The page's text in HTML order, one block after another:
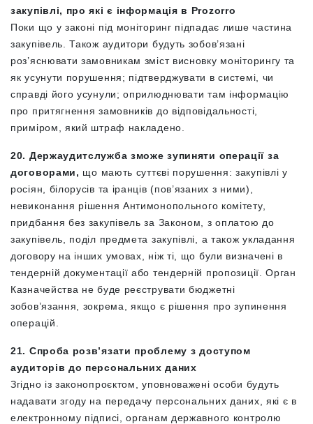
закупівлі, про які є інформація в Prozorro
Поки що у законі під моніторинг підпадає лише частина
закупівель. Також аудитори будуть зобов’язані
роз’яснювати замовникам зміст висновку моніторингу та
як усунути порушення; підтверджувати в системі, чи
справді його усунули; оприлюднювати там інформацію
про притягнення замовників до відповідальності,
приміром, який штраф накладено.
20. Держаудитслужба зможе зупиняти операції за
договорами, що мають суттєві порушення: закупівлі у
росіян, білорусів та іранців (пов’язаних з ними),
невиконання рішення Антимонопольного комітету,
придбання без закупівель за Законом, з оплатою до
закупівель, поділ предмета закупівлі, а також укладання
договору на інших умовах, ніж ті, що були визначені в
тендерній документації або тендерній пропозиції. Орган
Казначейства не буде реєструвати бюджетні
зобов’язання, зокрема, якщо є рішення про зупинення
операцій.
21. Спроба розв’язати проблему з доступом
аудиторів до персональних даних
Згідно із законопроєктом, уповноважені особи будуть
надавати згоду на передачу персональних даних, які є в
електронному підписі, органам державного контролю